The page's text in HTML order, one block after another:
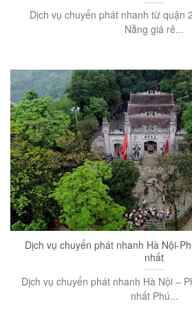
Dịch vụ chuyển phát nhanh từ quận
Nẵng giá rẻ...
Dịch vụ chuyển phát nhanh Hà Nội-
nhất
Dịch vụ chuyển phát nhanh Hà Nội –
nhất Phú...